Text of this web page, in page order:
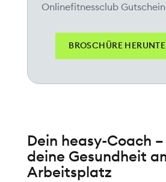
Onlinefitnessclub
BROSCHÜRE
Dein heasy-Coach
deine Gesundheit
Arbeitsplatz